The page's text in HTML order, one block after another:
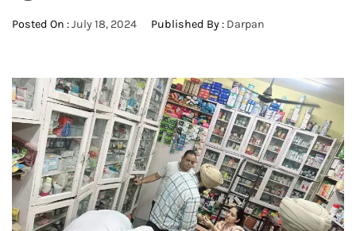
Posted On :July 18, 2024 Published By : Darpan